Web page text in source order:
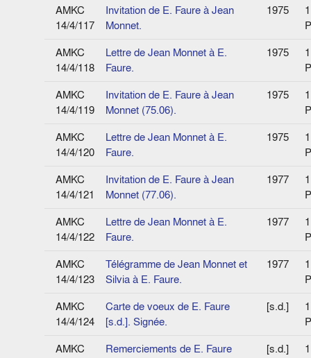
AMKC
14/4/117
Invitation de E. Faure à Jean
Monnet.
1975
1
AMKC
14/4/118
Lettre de Jean Monnet à E.
Faure.
1975
1
AMKC
14/4/119
Invitation de E. Faure à Jean
Monnet (75.06).
1975
1
AMKC
14/4/120
Lettre de Jean Monnet à E.
Faure.
1975
1
AMKC
14/4/121
Invitation de E. Faure à Jean
Monnet (77.06).
1977
1
AMKC
14/4/122
Lettre de Jean Monnet à E.
Faure.
1977
1
AMKC
14/4/123
Télégramme de Jean Monnet et
Silvia à E. Faure.
1977
1
AMKC
14/4/124
Carte de voeux de E. Faure
[s.d.]. Signée.
[s.d.]
1
AMKC
Remerciements de E. Faure
[s.d.]
1